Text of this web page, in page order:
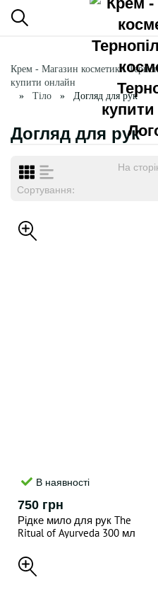
Крем - Магазин косметики
купити онлайн
Тіло
Догляд для рук
Догляд для рук
На
Сортування:
В наявності
750 грн
Рідке мило для рук The
Ritual of Ayurveda 300 мл